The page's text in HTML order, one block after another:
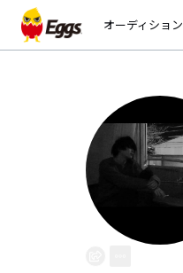
オーディション